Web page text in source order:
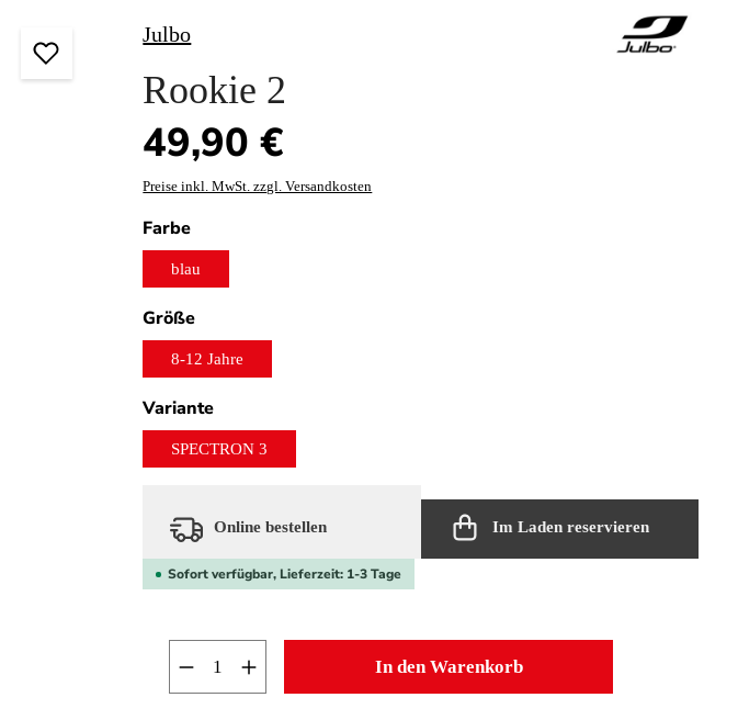
Julbo
Rookie 2
Regulärer Preis:
49,90 €
Preise inkl. MwSt. zzgl. Versandkosten
Farbeauswählen
blau
Größeauswählen
8-12 Jahre
Varianteauswählen
SPECTRON 3
Online bestellen Im Laden reservieren
Sofort verfügbar, Lieferzeit: 1-3 Tage
Produkt Anzahl: Gib den gewünschten Wert ein
In den Warenkorb